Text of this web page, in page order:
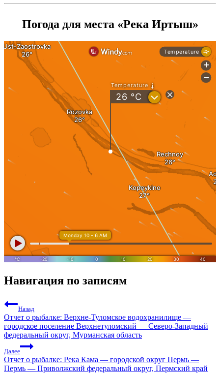
Погода для места «Река Иртыш»
Навигация по записям
Назад
Отчет о рыбалке: Верхне-Туломское водохранилище —
городское поселение Верхнетуломский — Северо-Западный
федеральный округ, Мурманская область
Далее
Отчет о рыбалке: Река Кама — городской округ Пермь —
Пермь — Приволжский федеральный округ, Пермский край